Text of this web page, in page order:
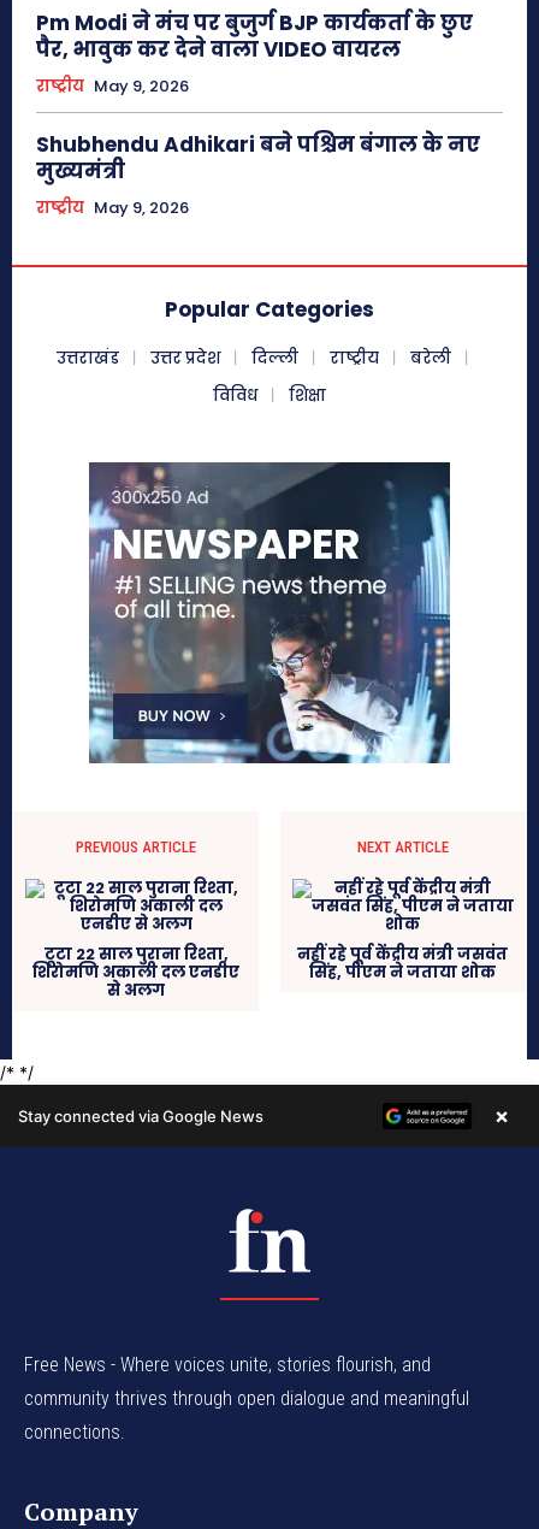
Free News - Where voices unite, stories flourish, and
community thrives through open dialogue and meaningful
connections.
Company